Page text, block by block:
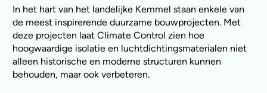
In het hart van het landelijke Kemmel staan enkele van
de meest inspirerende duurzame bouwprojecten. Met
deze projecten laat Climate Control zien hoe
hoogwaardige isolatie en luchtdichtingsmaterialen niet
alleen historische en moderne structuren kunnen
behouden, maar ook verbeteren.